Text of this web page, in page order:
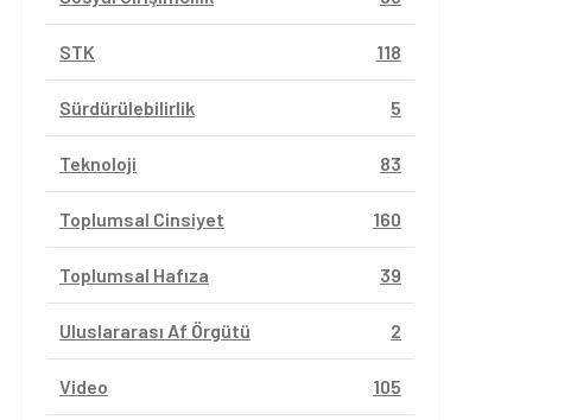
STK 118
Sürdürülebilirlik 5
Teknoloji 83
Toplumsal Cinsiyet 160
Toplumsal Hafıza 39
Uluslararası Af Örgütü 2
Video 105